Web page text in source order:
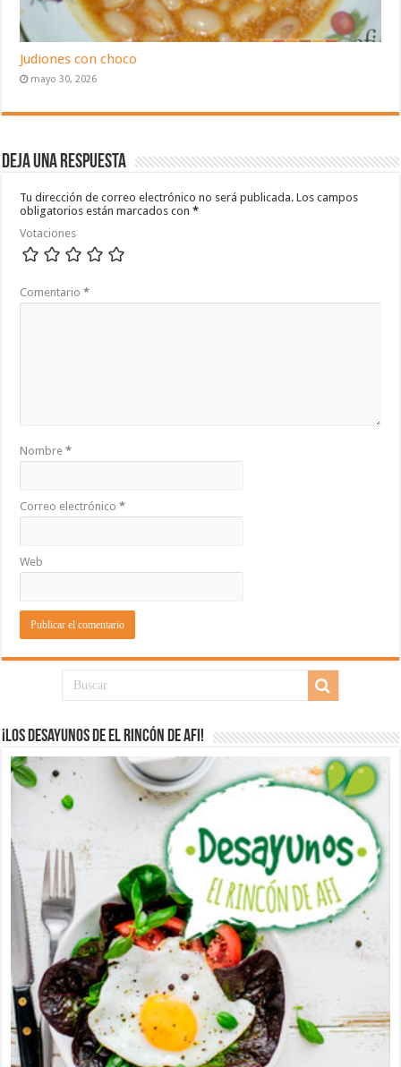
Judiones con choco
mayo 30, 2026
Deja una respuesta
Tu dirección de correo electrónico no será publicada. Los campos
obligatorios están marcados con*
Votaciones
Comentario*
Nombre*
Correo electrónico*
Web
¡Los desayunos de El Rincón de Afi!